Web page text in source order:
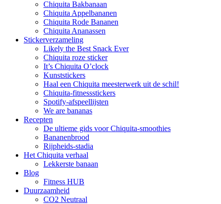
Chiquita Bakbanaan
Chiquita Appelbananen
Chiquita Rode Bananen
Chiquita Ananassen
Stickerverzameling
Likely the Best Snack Ever
Chiquita roze sticker
It’s Chiquita O’clock
Kunststickers
Haal een Chiquita meesterwerk uit de schil!
Chiquita-fitnessstickers
Spotify-afspeellijsten
We are bananas
Recepten
De ultieme gids voor Chiquita-smoothies
Bananenbrood
Rijpheids-stadia
Het Chiquita verhaal
Lekkerste banaan
Blog
Fitness HUB
Duurzaamheid
CO2 Neutraal